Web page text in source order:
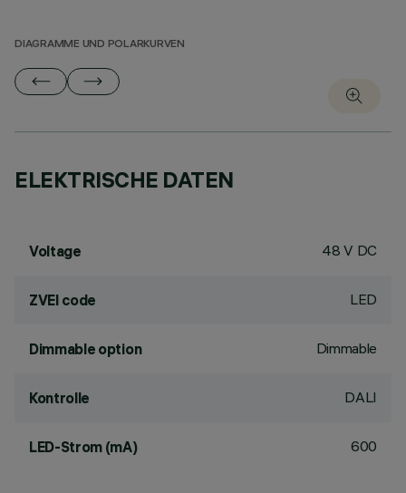
DIAGRAMME UND POLARKURVEN
ELEKTRISCHE DATEN
Voltage 48 V DC
ZVEI code LED
Dimmable option Dimmable
Kontrolle DALI
LED-Strom (mA) 600